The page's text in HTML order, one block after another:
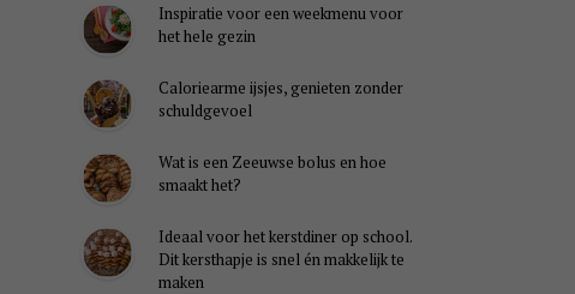
Inspiratie voor een weekmenu voor
het hele gezin
Caloriearme ijsjes, genieten zonder
schuldgevoel
Wat is een Zeeuwse bolus en hoe
smaakt het?
Ideaal voor het kerstdiner op school.
Dit kersthapje is snel én makkelijk te
maken